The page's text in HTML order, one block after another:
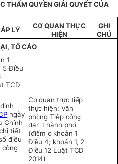
THẨM QUYỀN GIẢI QUYẾT CỦA
LÝ CƠQUAN THỰC
HIỆN
GHI
CHÚ
TỐCÁO
1
5 Điều
TCD
ngày
Chính
tiết
điều
công
Cơ quan trực tiếp
thực hiện: Văn
phòng Tiếp công
dân Thành phố
(điểm c khoản 1
Điều 4; khoản 1, 2
Điều 12 Luật TCD
2014)